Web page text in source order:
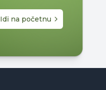
Idi na početnu